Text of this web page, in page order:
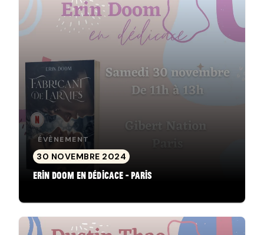
ÉVÈNEMENT
30 NOVEMBRE 2024
Erin Doom en dédicace - Paris